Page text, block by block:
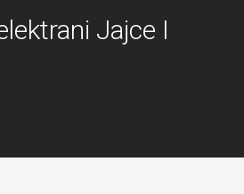
Jajce I